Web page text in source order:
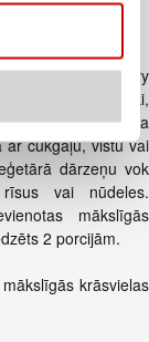
mērce Stir Fry
pastu, rīsu etiķi,
kā piedeva
ar cūkgaļu, vistu vai
dārzeņu vok
vai nūdeles.
mākslīgās
2 porcijām.
krāsvielas